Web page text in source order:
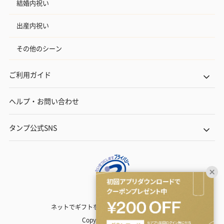
結婚内祝い
出産内祝い
その他のシーン
ご利用ガイド
ヘルプ・お問い合わせ
タンプ公式SNS
ネットでギフトを贈るなら | TANP（タンプ）
Copyright© TANP Inc.